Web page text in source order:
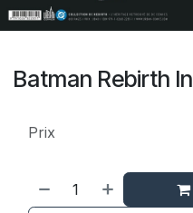
Batman Rebirth
Prix